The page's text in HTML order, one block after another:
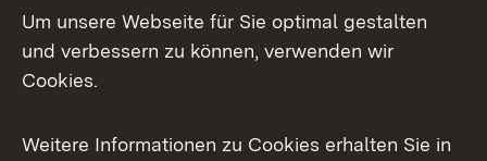
Mastodon
Messenger
Social Wall
Um unsere Webseite für Sie optimal gestalten
und verbessern zu können, verwenden wir
Cookies.
Weitere Informationen zu Cookies erhalten Sie in